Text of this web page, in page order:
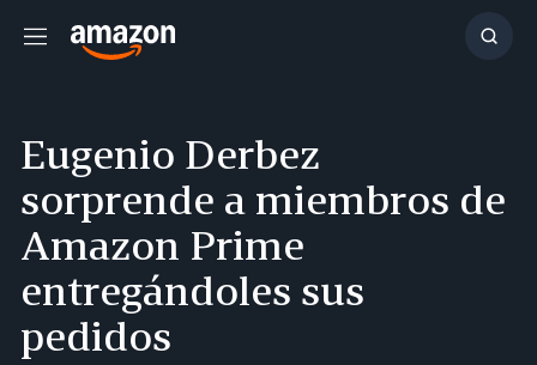
Menú
Eugenio Derbez
sorprende a miembros de
Amazon Prime
entregándoles sus
pedidos